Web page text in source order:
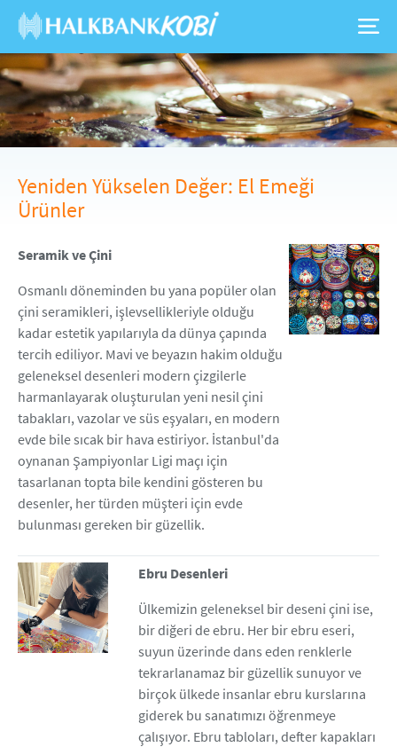
Yeniden Yükselen Değer: El Emeği
Ürünler
Seramik ve Çini
Osmanlı döneminden bu yana popüler olan
çini seramikleri, işlevsellikleriyle olduğu
kadar estetik yapılarıyla da dünya çapında
tercih ediliyor. Mavi ve beyazın hakim olduğu
geleneksel desenleri modern çizgilerle
harmanlayarak oluşturulan yeni nesil çini
tabakları, vazolar ve süs eşyaları, en modern
evde bile sıcak bir hava estiriyor. İstanbul'da
oynanan Şampiyonlar Ligi maçı için
tasarlanan topta bile kendini gösteren bu
desenler, her türden müşteri için evde
bulunması gereken bir güzellik.
Ebru Desenleri
Ülkemizin geleneksel bir deseni çini ise,
bir diğeri de ebru. Her bir ebru eseri,
suyun üzerinde dans eden renklerle
tekrarlanamaz bir güzellik sunuyor ve
birçok ülkede insanlar ebru kurslarına
giderek bu sanatımızı öğrenmeye
çalışıyor. Ebru tabloları, defter kapakları